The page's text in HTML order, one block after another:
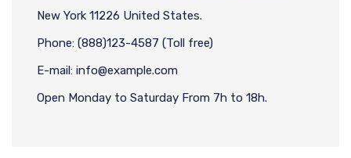
New York 11226 United States.
Phone: (888)123-4587 (Toll free)
E-mail: info@example.com
Open Monday to Saturday From 7h to 18h.